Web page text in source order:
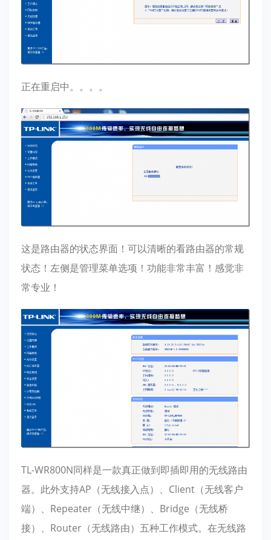
正在重启中。。。。
这是路由器的状态界面！可以清晰的看路由器的常规
状态！左侧是管理菜单选项！功能非常丰富！感觉非
常专业！
TL-WR800N同样是一款真正做到即插即用的无线路由
器。此外支持AP（无线接入点）、Client（无线客户
端）、Repeater（无线中继）、Bridge（无线桥
接）、Router（无线路由）五种工作模式。在无线路